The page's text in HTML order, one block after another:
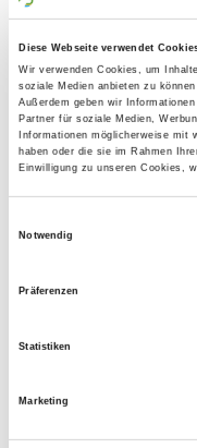
Diese Webseite verwendet
Wir verwenden Cookies, um
soziale Medien anbieten zu
Außerdem geben wir
Partner für soziale Medien,
Informationen möglicherweise mit
haben oder die sie im Rahmen
Einwilligung zu unseren Cookies,
Notwendig
Präferenzen
Statistiken
Marketing
97688 Bad
Reiterswiesen
OG - Bad
97618 Hohenroth